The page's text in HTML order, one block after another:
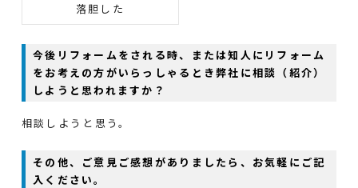
落胆した
今後リフォームをされる時、または知人にリフォーム
をお考えの方がいらっしゃるとき弊社に相談（紹介）
しようと思われますか？
相談しようと思う。
その他、ご意見ご感想がありましたら、お気軽にご記
入ください。